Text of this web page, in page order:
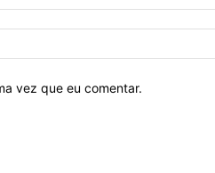
vez que eu comentar.